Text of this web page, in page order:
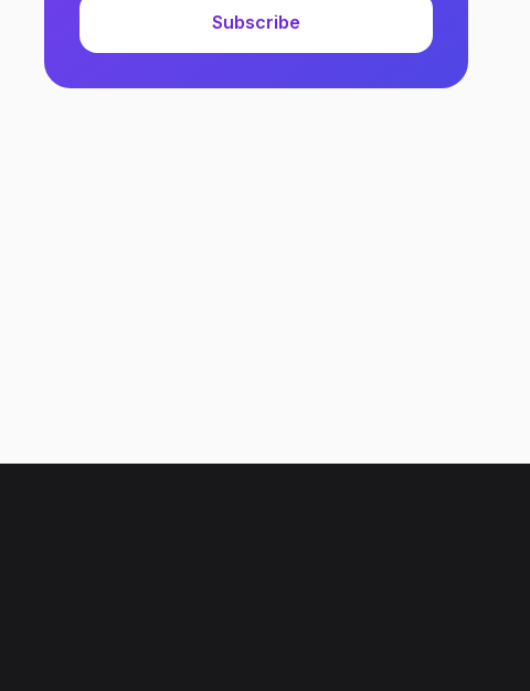
Subscribe